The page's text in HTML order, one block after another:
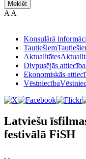
Meklēt
A A
Konsulārā
Tautiešiem
Aktualitātes
Divpusējās
Ekonomiskās
Vēstniecība
Latviešu
festivālā FiSH